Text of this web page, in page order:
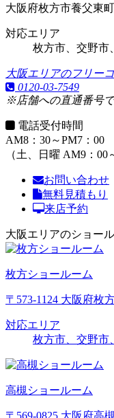
大阪府枚方市養父東
対応エリア
枚方市、交野市
大阪エリアのフリー
0120-03-7549
※店舗への直通番号
電話受付時間
AM8：30～PM7：00
（土、日曜 AM9：00
お問い合わせ
無料見積もり
来店予約
大阪エリアのショー
枚方ショールーム
〒573-1124 大阪府枚
対応エリア
枚方市、交野市
高槻ショールーム
〒569-0825 大阪府高